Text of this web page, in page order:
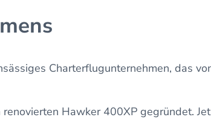
Charterflugunternehmen, das
Hawker 400XP gegründet.